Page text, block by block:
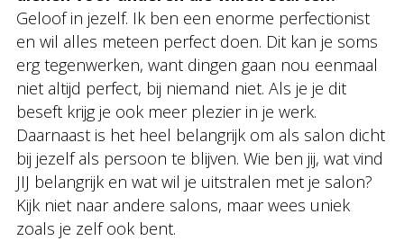
Geloof in jezelf. Ik ben een enorme perfectionist
en wil alles meteen perfect doen. Dit kan je soms
erg tegenwerken, want dingen gaan nou eenmaal
niet altijd perfect, bij niemand niet. Als je je dit
beseft krijg je ook meer plezier in je werk.
Daarnaast is het heel belangrijk om als salon dicht
bij jezelf als persoon te blijven. Wie ben jij, wat vind
JIJ belangrijk en wat wil je uitstralen met je salon?
Kijk niet naar andere salons, maar wees uniek
zoals je zelf ook bent.